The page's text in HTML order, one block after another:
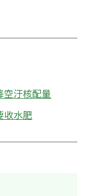
汙核配量
收水肥